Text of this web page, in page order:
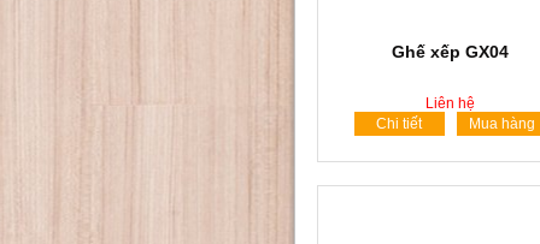
Ghế xếp GX04
Liên hệ
Chi tiết
Mua hàng